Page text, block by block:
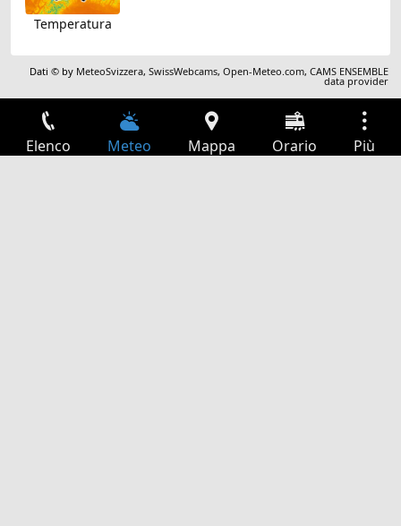
Temperatura
Dati © by MeteoSvizzera,SwissWebcams,Open-Meteo.com,CAMS ENSEMBLE
data provider
Elenco Meteo Mappa Orario Più